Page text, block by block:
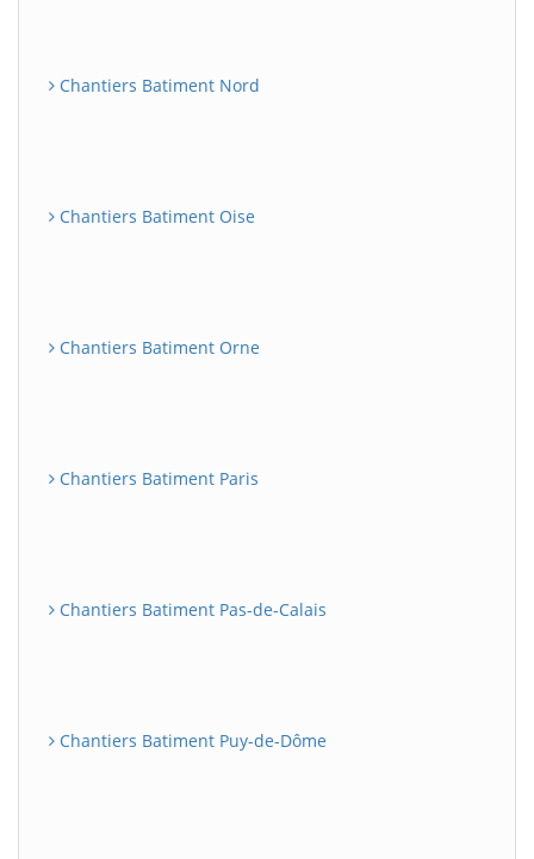
Chantiers Batiment Nord
Chantiers Batiment Oise
Chantiers Batiment Orne
Chantiers Batiment Paris
Chantiers Batiment Pas-de-Calais
Chantiers Batiment Puy-de-Dôme